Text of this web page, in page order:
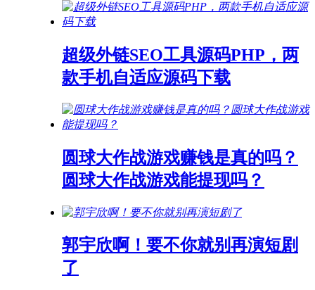
超级外链SEO工具源码PHP，两
款手机自适应源码下载
圆球大作战游戏赚钱是真的吗？
圆球大作战游戏能提现吗？
郭宇欣啊！要不你就别再演短剧
了